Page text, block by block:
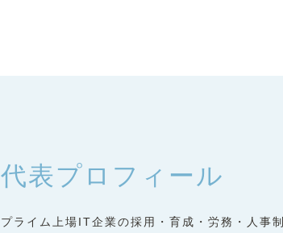
代表プロフィール
プライム上場IT企業の採⽤・育成・労務・⼈事